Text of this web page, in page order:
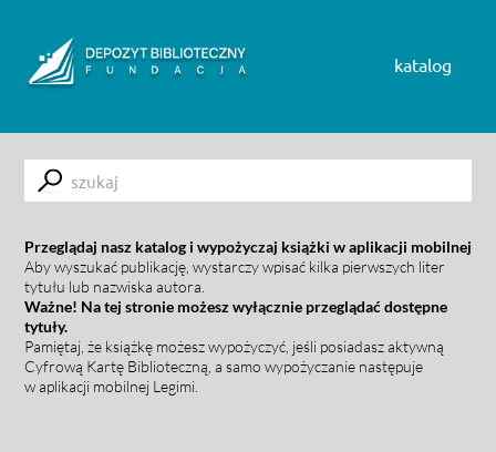
katalog
Submit
Przeglądaj nasz katalog i wypożyczaj książki w aplikacji mobilnej
Aby wyszukać publikację, wystarczy wpisać kilka pierwszych liter
tytułu lub nazwiska autora.
Ważne! Na tej stronie możesz wyłącznie przeglądać dostępne
tytuły.
Pamiętaj, że książkę możesz wypożyczyć, jeśli posiadasz aktywną
Cyfrową Kartę Biblioteczną, a samo wypożyczanie następuje
w aplikacji mobilnej Legimi.